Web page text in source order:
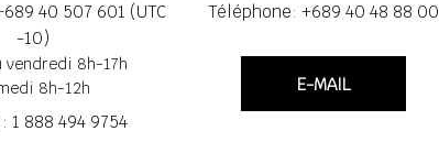
40 507 601 (UTC
-10)
vendredi 8h-17h
8h-12h
1 888 494 9754
Téléphone: +689 40 48 88 00
E-MAIL